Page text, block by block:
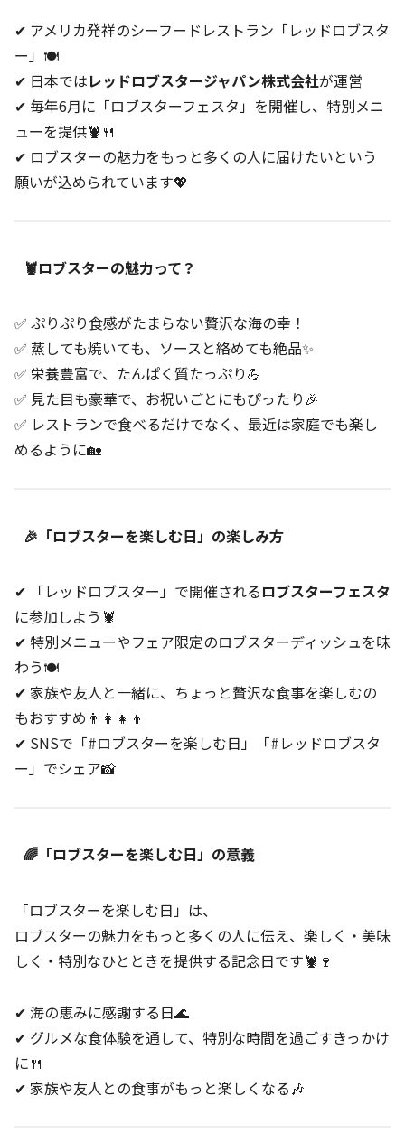
✔ アメリカ発祥のシーフードレストラン「レッドロブスタ
ー」🍽️
✔ 日本ではレッドロブスタージャパン株式会社が運営
✔ 毎年6月に「ロブスターフェスタ」を開催し、特別メニ
ューを提供🦞🍴
✔ ロブスターの魅力をもっと多くの人に届けたいという
願いが込められています💖
🦞ロブスターの魅力って？
✅ ぷりぷり食感がたまらない贅沢な海の幸！
✅ 蒸しても焼いても、ソースと絡めても絶品✨
✅ 栄養豊富で、たんぱく質たっぷり💪
✅ 見た目も豪華で、お祝いごとにもぴったり🎉
✅ レストランで食べるだけでなく、最近は家庭でも楽し
めるように🏡
🎉「ロブスターを楽しむ日」の楽しみ方
✔ 「レッドロブスター」で開催されるロブスターフェスタ
に参加しよう🦞
✔ 特別メニューやフェア限定のロブスターディッシュを味
わう🍽️
✔ 家族や友人と一緒に、ちょっと贅沢な食事を楽しむの
もおすすめ👨‍👩‍👧‍👦
✔ SNSで「#ロブスターを楽しむ日」「#レッドロブスタ
ー」でシェア📸
🌈「ロブスターを楽しむ日」の意義
「ロブスターを楽しむ日」は、
ロブスターの魅力をもっと多くの人に伝え、楽しく・美味
しく・特別なひとときを提供する記念日です🦞🍷
✔ 海の恵みに感謝する日🌊
✔ グルメな食体験を通して、特別な時間を過ごすきっかけ
に🍴
✔ 家族や友人との食事がもっと楽しくなる🎶